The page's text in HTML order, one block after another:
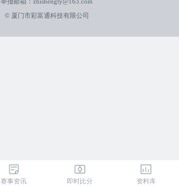
© 厦门市彩富通科技有限公司
赛事资讯 即时比分 资料库